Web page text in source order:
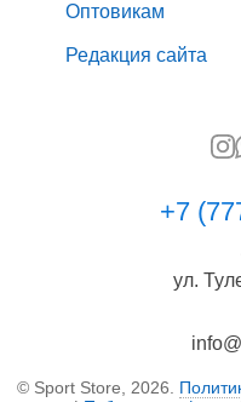
Оптовикам
Редакция сайта
+7
ул.
© Sport Store, 2026.